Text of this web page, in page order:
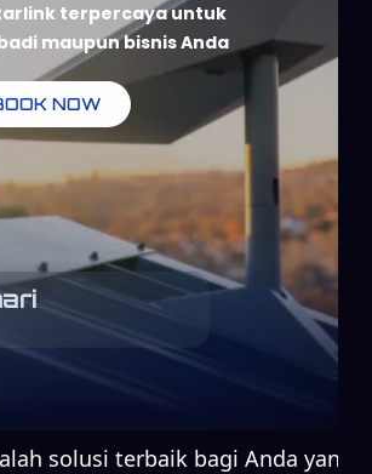
terpercaya untuk
maupun bisnis Anda
NOW
solusi terbaik bagi Anda yang